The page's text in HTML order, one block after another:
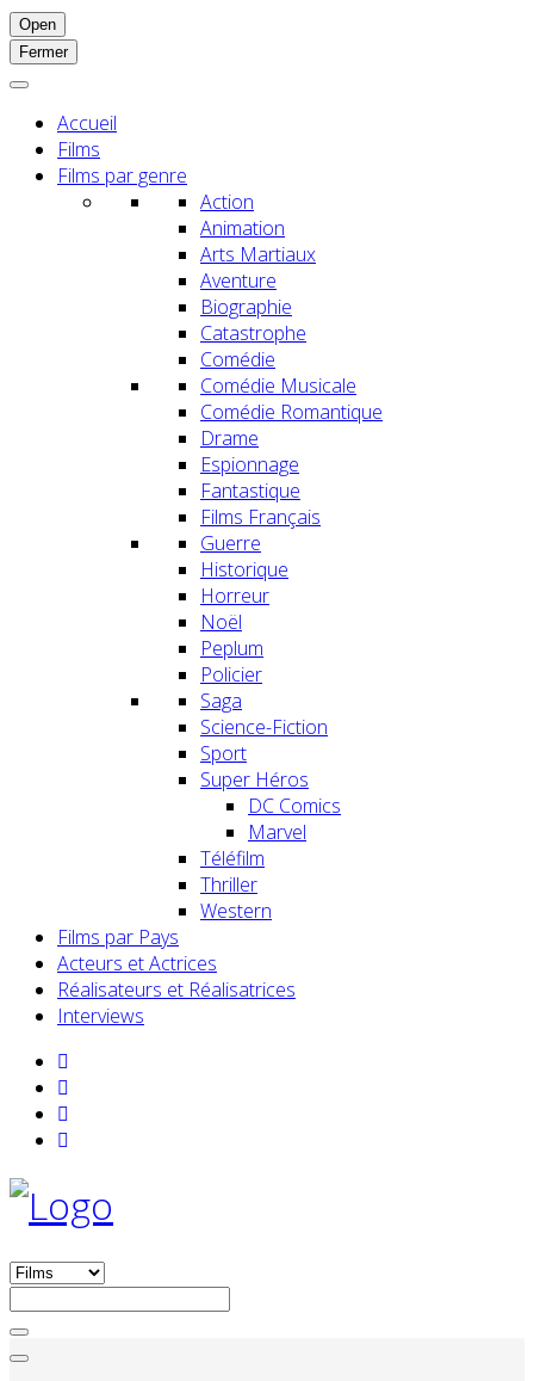
Open
Fermer
Accueil
Films
Films par genre
Action
Animation
Arts Martiaux
Aventure
Biographie
Catastrophe
Comédie
Comédie Musicale
Comédie Romantique
Drame
Espionnage
Fantastique
Films Français
Guerre
Historique
Horreur
Noël
Peplum
Policier
Saga
Science-Fiction
Sport
Super Héros
DC Comics
Marvel
Téléfilm
Thriller
Western
Films par Pays
Acteurs et Actrices
Réalisateurs et Réalisatrices
Interviews